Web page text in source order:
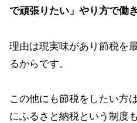
で頑張りたい」やり方で働き
理由は現実味があり節税を
るからです。
この他にも節税をしたい方
にふるさと納税という制度